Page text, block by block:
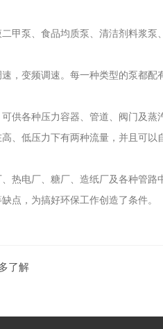
甲泵、食品均质泵、清洁剂料浆
，变频调速。每一种类型的泵都
供各种压力容器、管道、阀门及
、低压力下有两种流量，并且可以
热电厂、糖厂、造纸厂及各种管
点，为搞好环保工作创造了条件。
了解